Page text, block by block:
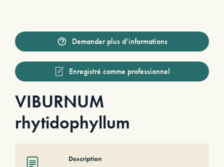
Demander plus d’informations
Enregistré comme professionnel
VIBURNUM
rhytidophyllum
Description